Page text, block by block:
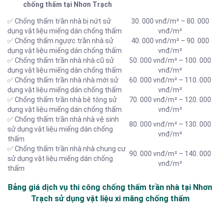
chống thấm tại Nhơn Trạch
✅ Chống thấm trần nhà bị nứt sử
dụng vật liệu miếng dán chống thấm
30. 000 vnđ/m² – 80. 000
vnđ/m²
✅ Chống thấm ngược trần nhà sử
dụng vật liệu miếng dán chống thấm
40. 000 vnđ/m² – 90. 000
vnđ/m²
✅ Chống thấm trần nhà nhà cũ sử
dụng vật liệu miếng dán chống thấm
50. 000 vnđ/m² – 100. 000
vnđ/m²
✅ Chống thấm trần nhà nhà mới sử
dụng vật liệu miếng dán chống thấm
60. 000 vnđ/m² – 110. 000
vnđ/m²
✅ Chống thấm trần nhà bê tông sử
dụng vật liệu miếng dán chống thấm
70. 000 vnđ/m² – 120. 000
vnđ/m²
✅ Chống thấm trần nhà nhà vệ sinh
sử dụng vật liệu miếng dán chống
thấm
80. 000 vnđ/m² – 130. 000
vnđ/m²
✅ Chống thấm trần nhà nhà chung cư
sử dụng vật liệu miếng dán chống
thấm
90. 000 vnđ/m² – 140. 000
vnđ/m²
Bảng giá dịch vụ thi công chống thấm trần nhà tại Nhơn
Trạch sử dụng vật liệu xi măng chống thấm